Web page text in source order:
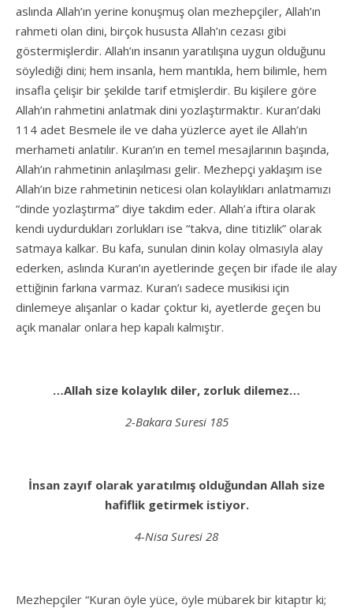
aslında Allah’ın yerine konuşmuş olan mezhepçiler, Allah’ın
rahmeti olan dini, birçok hususta Allah’ın cezası gibi
göstermişlerdir. Allah’ın insanın yaratılışına uygun olduğunu
söylediği dini; hem insanla, hem mantıkla, hem bilimle, hem
insafla çelişir bir şekilde tarif etmişlerdir. Bu kişilere göre
Allah’ın rahmetini anlatmak dini yozlaştırmaktır. Kuran’daki
114 adet Besmele ile ve daha yüzlerce ayet ile Allah’ın
merhameti anlatılır. Kuran’ın en temel mesajlarının başında,
Allah’ın rahmetinin anlaşılması gelir. Mezhepçi yaklaşım ise
Allah’ın bize rahmetinin neticesi olan kolaylıkları anlatmamızı
“dinde yozlaştırma” diye takdim eder. Allah’a iftira olarak
kendi uydurdukları zorlukları ise “takva, dine titizlik” olarak
satmaya kalkar. Bu kafa, sunulan dinin kolay olmasıyla alay
ederken, aslında Kuran’ın ayetlerinde geçen bir ifade ile alay
ettiğinin farkına varmaz. Kuran’ı sadece musikisi için
dinlemeye alışanlar o kadar çoktur ki, ayetlerde geçen bu
açık manalar onlara hep kapalı kalmıştır.
…Allah size kolaylık diler, zorluk dilemez…
2-Bakara Suresi 185
İnsan zayıf olarak yaratılmış olduğundan Allah size
hafiflik getirmek istiyor.
4-Nisa Suresi 28
Mezhepçiler “Kuran öyle yüce, öyle mübarek bir kitaptır ki;